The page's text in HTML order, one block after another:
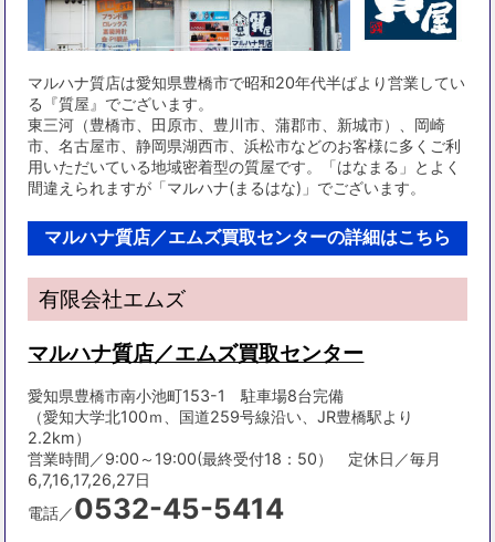
マルハナ質店は愛知県豊橋市で昭和20年代半ばより営業してい
る『質屋』でございます。
東三河（豊橋市、田原市、豊川市、蒲郡市、新城市）、岡崎
市、名古屋市、静岡県湖西市、浜松市などのお客様に多くご利
用いただいている地域密着型の質屋です。「はなまる」とよく
間違えられますが「マルハナ(まるはな)」でございます。
マルハナ質店／エムズ買取センターの詳細はこちら
有限会社エムズ
マルハナ質店／エムズ買取センター
愛知県豊橋市南小池町153-1 駐車場8台完備
（愛知大学北100ｍ、国道259号線沿い、JR豊橋駅より
2.2km）
営業時間／9:00～19:00(最終受付18：50） 定休日／毎月
6,7,16,17,26,27日
電話／0532-45-5414